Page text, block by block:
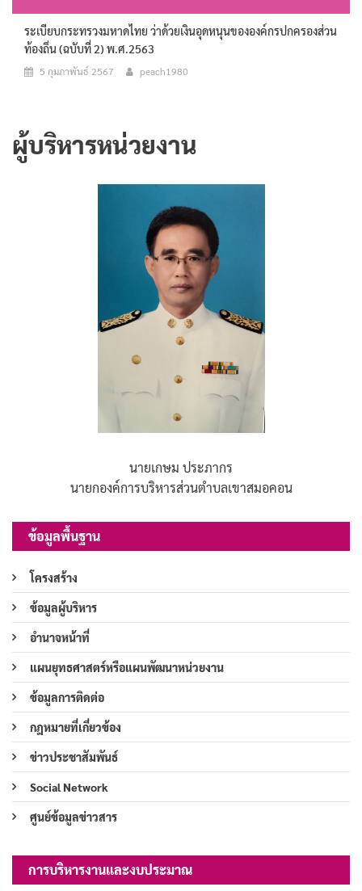
ระเบียบกระทรวงมหาดไทย ว่าด้วยเงินอุดหนุนขององค์กรปกครองส่วน
ท้องถิ่น (ฉบับที่ 2) พ.ศ.2563
5 กุมภาพันธ์ 2567 peach1980
ผู้บริหารหน่วยงาน
นายเกษม ประภากร
นายกองค์การบริหารส่วนตำบลเขาสมอคอน
ข้อมูลพื้นฐาน
โครงสร้าง
ข้อมูลผู้บริหาร
อำนาจหน้าที่
แผนยุทธศาสตร์หรือแผนพัฒนาหน่วยงาน
ข้อมูลการติดต่อ
กฎหมายที่เกี่ยวข้อง
ข่าวประชาสัมพันธ์
Social Network
ศูนย์ข้อมูลข่าวสาร
การบริหารงานและงบประมาณ